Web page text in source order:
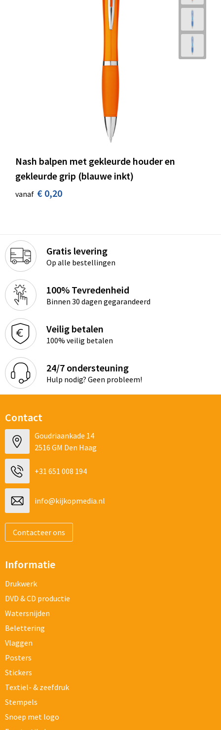
Nash balpen met gekleurde houder en
gekleurde grip (blauwe inkt)
vanaf € 0,20
Gratis levering
Op alle bestellingen
100% Tevredenheid
Binnen 30 dagen gegarandeerd
Veilig betalen
100% veilig betalen
24/7 ondersteuning
Hulp nodig? Geen probleem!
Contact
Goudriaankade 14
2516 GM Den Haag
+31 651 008 194
info@kijkopmedia.nl
Contacteer ons
Informatie
Drukwerk
DVD & CD productie
Watersnijden
Belettering
Vlaggen
Posters
Stickers
Textiel- & zeefdruk
Stempels
Snoep met logo